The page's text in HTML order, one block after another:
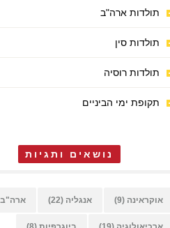
תולדות ארה"ב
תולדות סין
תולדות רוסיה
תקופת ימי הביניים
נושאים ותגיות
אוקראינה (9) אנגליה (22) ארה"ב